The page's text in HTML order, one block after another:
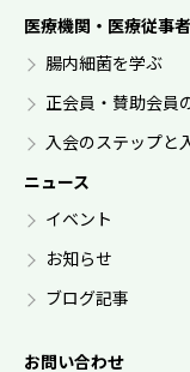
医療機関・医療従事
腸内細菌を学ぶ
正会員・賛助会員
入会のステップと
ニュース
イベント
お知らせ
ブログ記事
お問い合わせ